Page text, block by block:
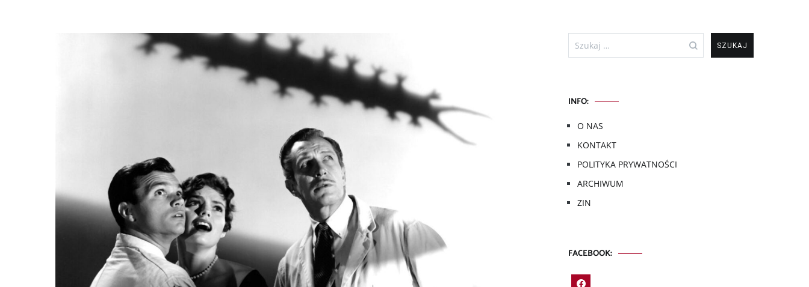
Szukaj:
INFO:
O NAS
KONTAKT
POLITYKA PRYWATNOŚCI
ARCHIWUM
ZIN
FACEBOOK: